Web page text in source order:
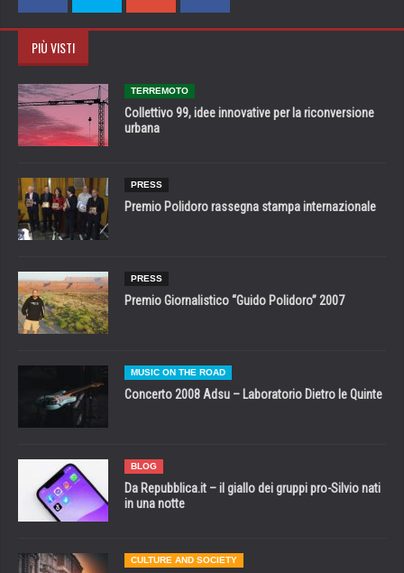
PIÙ VISTI
TERREMOTO
Collettivo 99, idee innovative per la riconversione
urbana
PRESS
Premio Polidoro rassegna stampa internazionale
PRESS
Premio Giornalistico “Guido Polidoro” 2007
MUSIC ON THE ROAD
Concerto 2008 Adsu – Laboratorio Dietro le Quinte
BLOG
Da Repubblica.it – il giallo dei gruppi pro-Silvio nati
in una notte
CULTURE AND SOCIETY